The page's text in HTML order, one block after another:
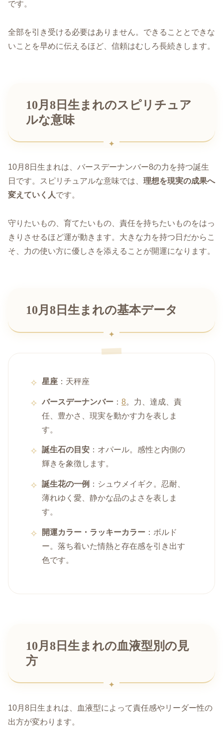
です。
全部を引き受ける必要はありません。できることとできな
いことを早めに伝えるほど、信頼はむしろ長続きします。
10月8日生まれのスピリチュア
ルな意味
10月8日生まれは、バースデーナンバー8の力を持つ誕生
日です。スピリチュアルな意味では、 理想を現実の成果へ
変えていく人です。
守りたいもの、育てたいもの、責任を持ちたいものをはっ
きりさせるほど運が動きます。大きな力を持つ日だからこ
そ、力の使い方に優しさを添えることが開運になります。
10月8日生まれの基本データ
星座 ：天秤座
バースデーナンバー ：8。力、達成、責
任、豊かさ、現実を動かす力を表しま
す。
誕生石の目安 ：オパール。感性と内側の
輝きを象徴します。
誕生花の一例 ：シュウメイギク。忍耐、
薄れゆく愛、静かな品のよさを表しま
す。
開運カラー・ラッキーカラー ：ボルド
ー。落ち着いた情熱と存在感を引き出す
色です。
10月8日生まれの血液型別の見
方
10月8日生まれは、血液型によって責任感やリーダー性の
出方が変わります。